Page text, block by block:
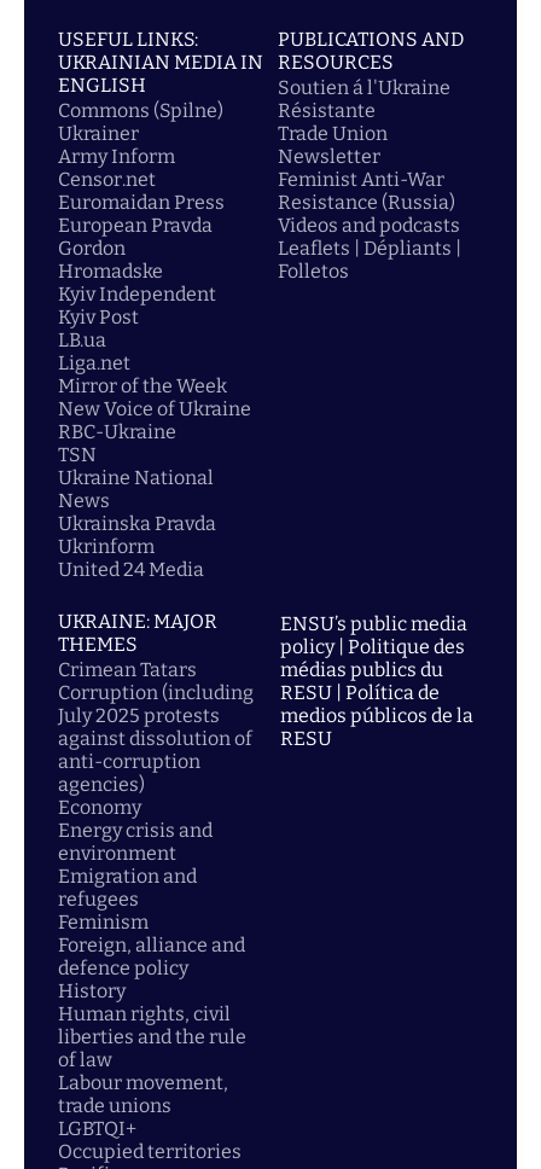
USEFUL LINKS:
UKRAINIAN MEDIA IN
ENGLISH
Commons (Spilne)
Ukrainer
Army Inform
Censor.net
Euromaidan Press
European Pravda
Gordon
Hromadske
Kyiv Independent
Kyiv Post
LB.ua
Liga.net
Mirror of the Week
New Voice of Ukraine
RBC-Ukraine
TSN
Ukraine National
News
Ukrainska Pravda
Ukrinform
United 24 Media
PUBLICATIONS AND
RESOURCES
Soutien á l'Ukraine
Résistante
Trade Union
Newsletter
Feminist Anti-War
Resistance (Russia)
Videos and podcasts
Leaflets | Dépliants |
Folletos
UKRAINE: MAJOR
THEMES
Crimean Tatars
Corruption (including
July 2025 protests
against dissolution of
anti-corruption
agencies)
Economy
Energy crisis and
environment
Emigration and
refugees
Feminism
Foreign, alliance and
defence policy
History
Human rights, civil
liberties and the rule
of law
Labour movement,
trade unions
LGBTQI+
Occupied territories
ENSU’s public media
policy | Politique des
médias publics du
RESU | Política de
medios públicos de la
RESU